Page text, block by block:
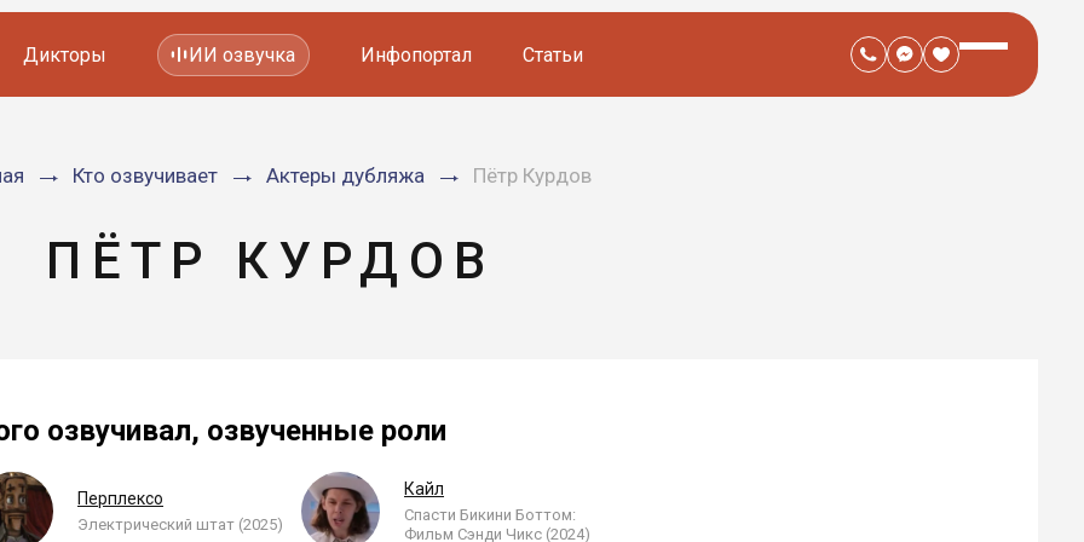
Мультфильмов
Видеорекламы
Дикторы ИИ озвучка Инфопортал Статьи
Кто озвучивает Актеры дубляжа Пётр Курдов
ПЁТР КУРДОВ
озвучивал, озвученные роли
Перплексо
Электрический штат (2025)
Кайл
Спасти Бикини Боттом:
Фильм Сэнди Чикс (2024)